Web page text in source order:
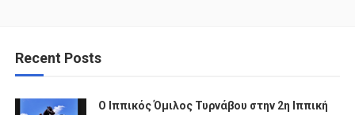
Recent Posts
Ο Ιππικός Όμιλος Τυρνάβου στην 2η Ιππική